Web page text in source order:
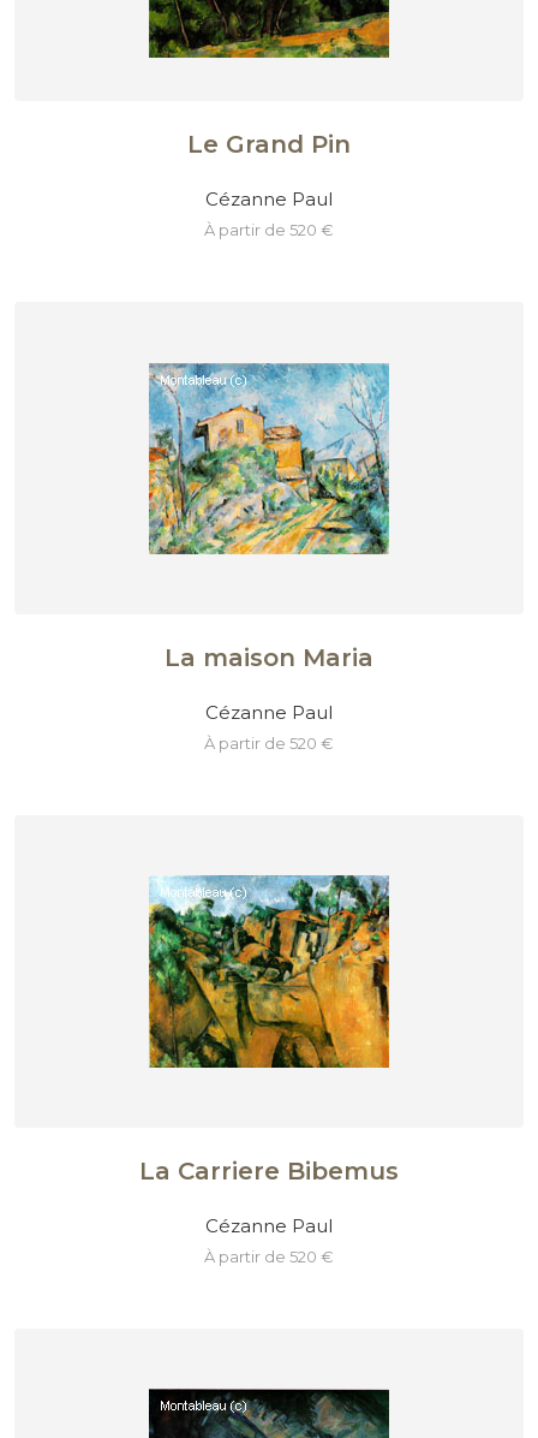
Le Grand Pin
Cézanne Paul
à partir de 520 €
La maison Maria
Cézanne Paul
à partir de 520 €
La Carriere Bibemus
Cézanne Paul
à partir de 520 €